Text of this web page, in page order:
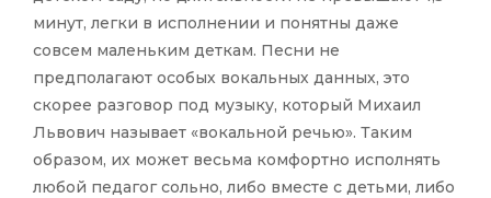
минут, легки в исполнении и понятны даже
совсем маленьким деткам. Песни не
предполагают особых вокальных данных, это
скорее разговор под музыку, который Михаил
Львович называет «вокальной речью». Таким
образом, их может весьма комфортно исполнять
любой педагог сольно, либо вместе с детьми, либо